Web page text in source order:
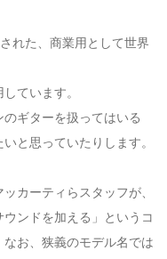
れた、商業用として世界
ています。
のギターを扱ってはいる
と思っていたりします。
カーティらスタッフが、
ウンドを加える」というコ
お、狭義のモデル名では